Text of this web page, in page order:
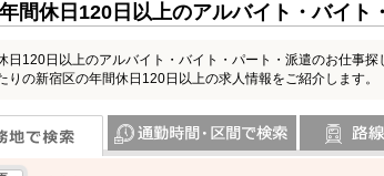
間休日120日以上のアルバイト・バイト
日120日以上のアルバイト・バイト・パート・派遣のお仕事探
りの新宿区の年間休日120日以上の求人情報をご紹介します。